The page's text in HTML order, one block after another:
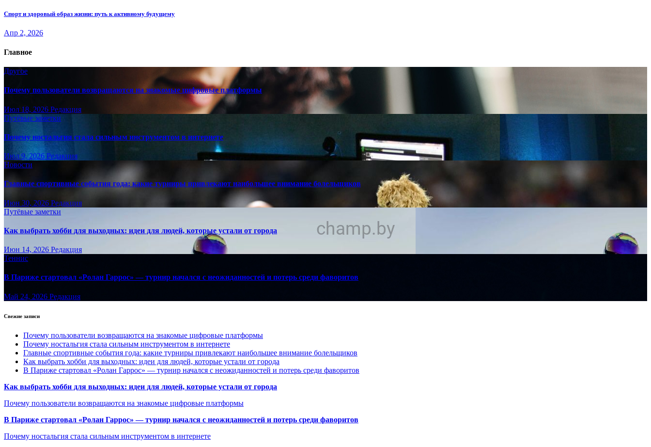
Спорт и здоровый образ жизни: путь к активному будущему
Апр 2, 2026
Главное
Другое
Почему пользователи возвращаются на знакомые цифровые платформы
Июл 18, 2026 Редакция
Путёвые заметки
Почему ностальгия стала сильным инструментом в интернете
Июл 9, 2026 Редакция
Новости
Главные спортивные события года: какие турниры привлекают наибольшее внимание болельщиков
Июн 30, 2026 Редакция
Путёвые заметки
Как выбрать хобби для выходных: идеи для людей, которые устали от города
Июн 14, 2026 Редакция
Теннис
В Париже стартовал «Ролан Гаррос» — турнир начался с неожиданностей и потерь среди фаворитов
Май 24, 2026 Редакция
Свежие записи
Почему пользователи возвращаются на знакомые цифровые платформы
Почему ностальгия стала сильным инструментом в интернете
Главные спортивные события года: какие турниры привлекают наибольшее внимание болельщиков
Как выбрать хобби для выходных: идеи для людей, которые устали от города
В Париже стартовал «Ролан Гаррос» — турнир начался с неожиданностей и потерь среди фаворитов
Как выбрать хобби для выходных: идеи для людей, которые устали от города
Почему пользователи возвращаются на знакомые цифровые платформы
В Париже стартовал «Ролан Гаррос» — турнир начался с неожиданностей и потерь среди фаворитов
Почему ностальгия стала сильным инструментом в интернете